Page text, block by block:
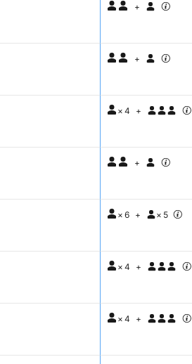
+
+
× 4 +
+
× 6 + × 5
× 4 +
× 4 +